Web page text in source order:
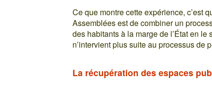
Ce que montre cette expérience, c’est
Assemblées est de combiner un
des habitants à la marge de l’État en
n’intervient plus suite au processus de
La récupération des espaces